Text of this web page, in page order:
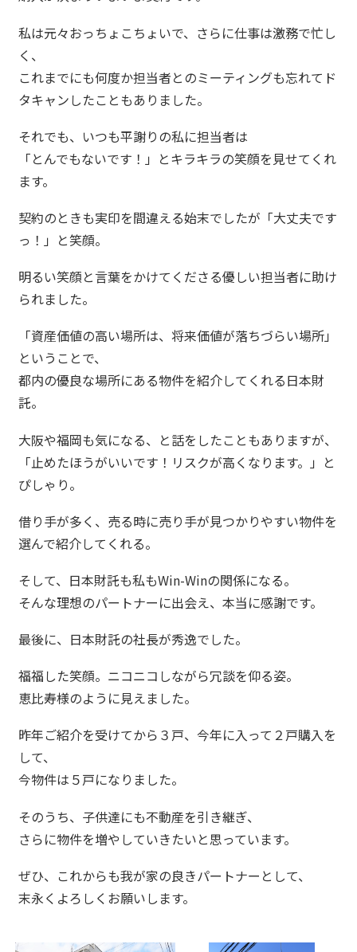
私は元々おっちょこちょいで、さらに仕事は激務で忙し
く、
これまでにも何度か担当者とのミーティングも忘れてド
タキャンしたこともありました。
それでも、いつも平謝りの私に担当者は
「とんでもないです！」とキラキラの笑顔を見せてくれ
ます。
契約のときも実印を間違える始末でしたが「大丈夫です
っ！」と笑顔。
明るい笑顔と言葉をかけてくださる優しい担当者に助け
られました。
「資産価値の高い場所は、将来価値が落ちづらい場所」
ということで、
都内の優良な場所にある物件を紹介してくれる日本財
託。
大阪や福岡も気になる、と話をしたこともありますが、
「止めたほうがいいです！リスクが高くなります。」と
ぴしゃり。
借り手が多く、売る時に売り手が見つかりやすい物件を
選んで紹介してくれる。
そして、日本財託も私もWin-Winの関係になる。
そんな理想のパートナーに出会え、本当に感謝です。
最後に、日本財託の社長が秀逸でした。
福福した笑顔。ニコニコしながら冗談を仰る姿。
恵比寿様のように見えました。
昨年ご紹介を受けてから３戸、今年に入って２戸購入を
して、
今物件は５戸になりました。
そのうち、子供達にも不動産を引き継ぎ、
さらに物件を増やしていきたいと思っています。
ぜひ、これからも我が家の良きパートナーとして、
末永くよろしくお願いします。